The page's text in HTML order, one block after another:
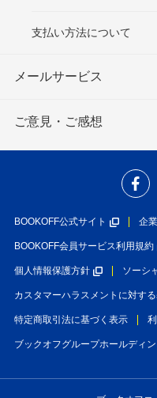
支払い方法について
メールサービス
ご意見・ご感想
BOOKOFF公式サイト 企
BOOKOFF会員サービス利用規約
個人情報保護方針 ソーシ
カスタマーハラスメントに対す
特定商取引法に基づく表示
ブックオフグループホールディ